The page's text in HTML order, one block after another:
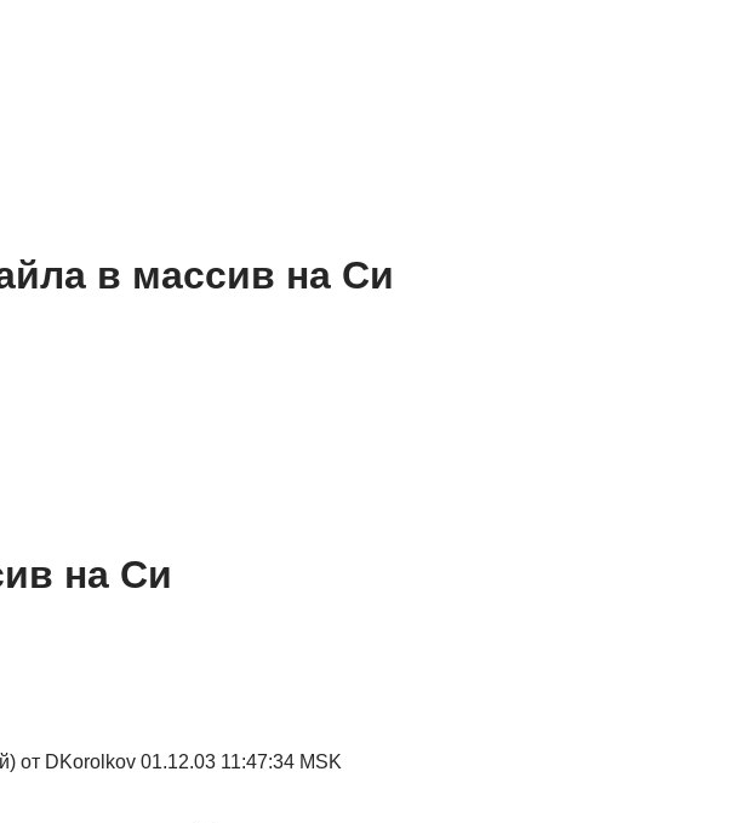
в массив на Си
на Си
от DKorolkov 01.12.03 11:47:34 MSK